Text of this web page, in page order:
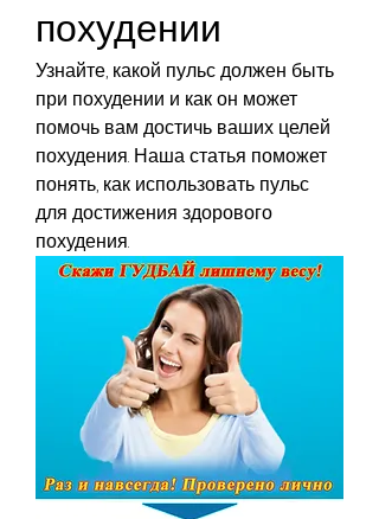
похудении
Узнайте, какой пульс должен быть
при похудении и как он может
помочь вам достичь ваших целей
похудения. Наша статья поможет
понять, как использовать пульс
для достижения здорового
похудения.